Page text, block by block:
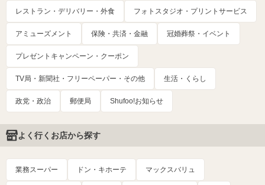
レストラン・デリバリー・外食 フォトスタジオ・プリントサービス
アミューズメント 保険・共済・金融 冠婚葬祭・イベント
プレゼントキャンペーン・クーポン
TV局・新聞社・フリーペーパー・その他 生活・くらし
政党・政治 郵便局 Shufoo!お知らせ
よく行くお店から探す
業務スーパー ドン・キホーテ マックスバリュ